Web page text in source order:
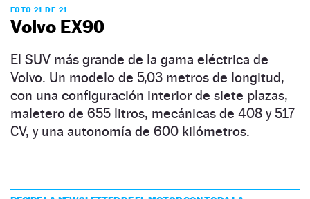
FOTO 21 DE 21
Volvo EX90
El SUV más grande de la gama eléctrica de
Volvo. Un modelo de 5,03 metros de longitud,
con una configuración interior de siete plazas,
maletero de 655 litros, mecánicas de 408 y 517
CV, y una autonomía de 600 kilómetros.